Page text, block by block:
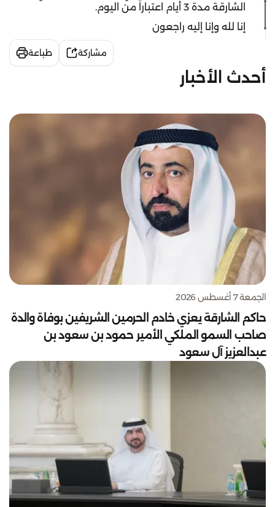
الشارقة مدة 3 أيام اعتباراً من اليوم.
إنا لله وإنا إليه راجعون
مشاركة طباعة
أحدث الأخبار
الجمعة 7 أغسطس 2026
حاكم الشارقة يعزي خادم الحرمين الشريفين بوفاة والدة
صاحب السمو الملكي الأمير حمود بن سعود بن
عبدالعزيز آل سعود